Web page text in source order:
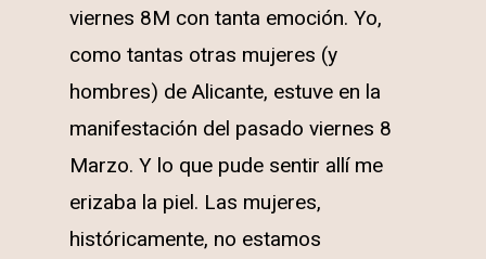
viernes 8M con tanta emoción. Yo,
como tantas otras mujeres (y
hombres) de Alicante, estuve en la
manifestación del pasado viernes 8
Marzo. Y lo que pude sentir allí me
erizaba la piel. Las mujeres,
históricamente, no estamos